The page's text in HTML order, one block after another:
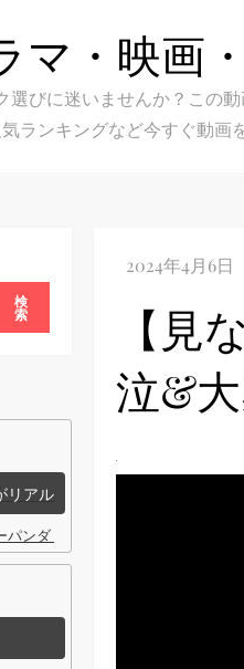
マ・映画
びに迷いませんか？この
気ランキングなど今すぐ動画
【見
泣&
検
索
リアル
パンダ ｜Disney (ディズニープラス）